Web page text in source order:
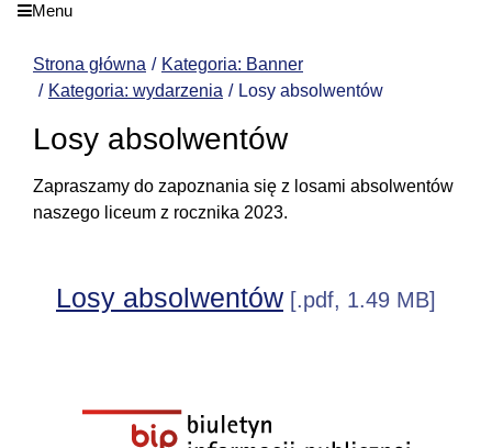
Menu
Strona główna
Kategoria: Banner
Kategoria: wydarzenia
Losy absolwentów
Losy absolwentów
Zapraszamy do zapoznania się z losami absolwentów
naszego liceum z rocznika 2023.
Losy absolwentów [.pdf, 1.49 MB]